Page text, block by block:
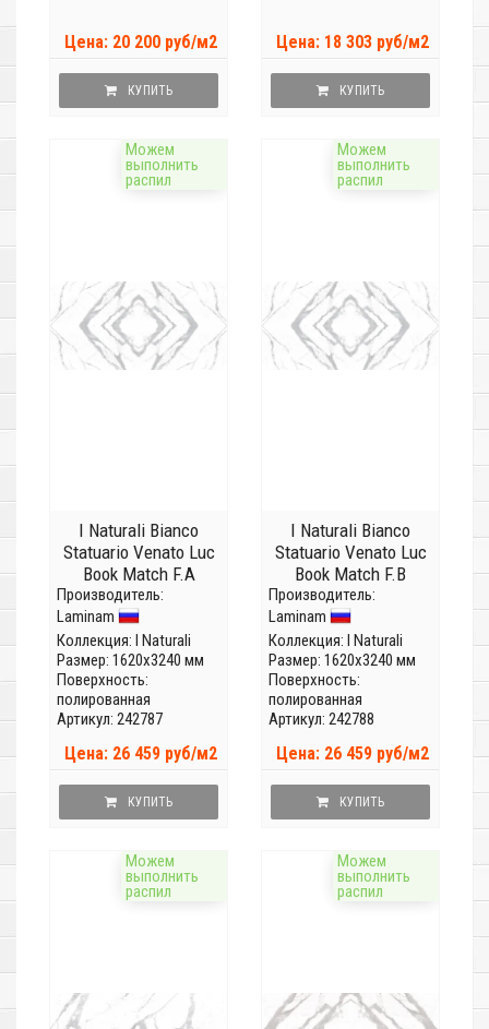
Цена: 20 200 руб/м2
КУПИТЬ
Цена: 18 303 руб/м2
КУПИТЬ
Можем
выполнить
распил
I Naturali Bianco
Statuario Venato Luc
Book Match F.A
LAMFFM0063_IT
(Толщина 5,6 мм)
Производитель:
Laminam
Коллекция: I Naturali
Размер: 1620x3240 мм
Поверхность:
полированная
Артикул: 242787
Цена: 26 459 руб/м2
КУПИТЬ
Можем
выполнить
распил
I Naturali Bianco
Statuario Venato Luc
Book Match F.B
LAMFFM0064_IT
(Толщина 5,6 мм)
Производитель:
Laminam
Коллекция: I Naturali
Размер: 1620x3240 мм
Поверхность:
полированная
Артикул: 242788
Цена: 26 459 руб/м2
КУПИТЬ
Можем
выполнить
распил
Можем
выполнить
распил